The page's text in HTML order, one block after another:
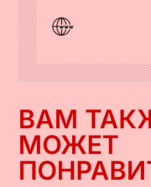
ВАМ
МОЖЕТ